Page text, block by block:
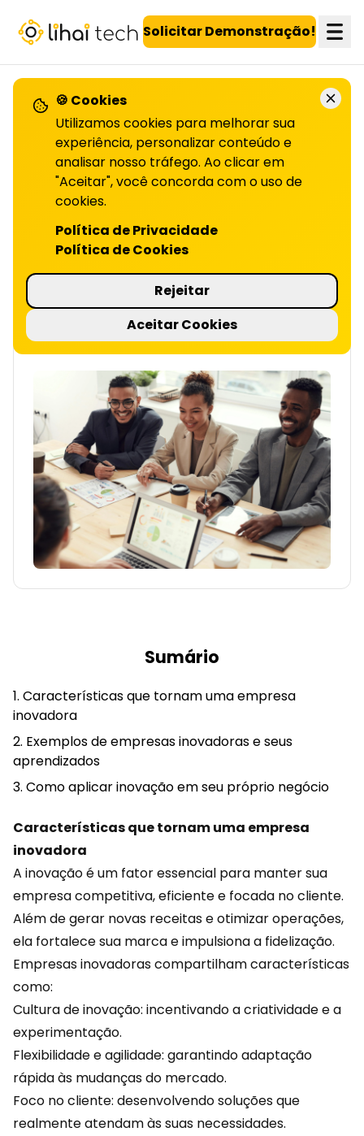
LiHai - Página inicial Solicitar Demonstração!
VOLTAR PARA O BLOG
Empresas inovadoras: o
que
APRENDER COM ELAS | LIHAI
inovadora e competitiva. Inspire-se nos
exemplos e comece sua transformação
4 minutos de leitura
Sumário
Características que tornam uma empresa
inovadora
Exemplos de empresas inovadoras e seus
aprendizados
Como aplicar inovação em seu próprio negócio
Características que tornam uma empresa
inovadora
A inovação é um fator essencial para manter sua
empresa competitiva, eficiente e focada no cliente.
Além de gerar novas receitas e otimizar operações,
ela fortalece sua marca e impulsiona a fidelização.
Empresas inovadoras compartilham características
como:
Cultura de inovação: incentivando a criatividade e a
experimentação.
Flexibilidade e agilidade: garantindo adaptação
rápida às mudanças do mercado.
Foco no cliente: desenvolvendo soluções que
realmente atendam às suas necessidades.
🍪 Cookies
Utilizamos cookies para melhorar sua
experiência, personalizar conteúdo e
analisar nosso tráfego. Ao clicar em
"Aceitar", você concorda com o uso de
cookies.
Política de Privacidade
Política de Cookies
Rejeitar
Aceitar Cookies